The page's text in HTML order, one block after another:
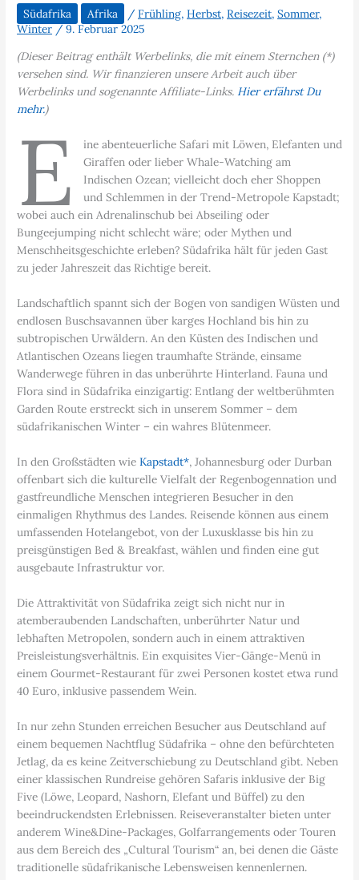
Südafrika Afrika /Frühling,Herbst,Reisezeit,Sommer,
Winter/9. Februar 2025
(Dieser Beitrag enthält Werbelinks, die mit einem Sternchen (*)
versehen sind. Wir finanzieren unsere Arbeit auch über
Werbelinks und sogenannte Affiliate-Links. Hier erfährst Du
mehr.)
E
ine abenteuerliche Safari mit Löwen, Elefanten und
Giraffen oder lieber Whale-Watching am
Indischen Ozean; vielleicht doch eher Shoppen
und Schlemmen in der Trend-Metropole Kapstadt;
wobei auch ein Adrenalinschub bei Abseiling oder
Bungeejumping nicht schlecht wäre; oder Mythen und
Menschheitsgeschichte erleben? Südafrika hält für jeden Gast
zu jeder Jahreszeit das Richtige bereit.
Landschaftlich spannt sich der Bogen von sandigen Wüsten und
endlosen Buschsavannen über karges Hochland bis hin zu
subtropischen Urwäldern. An den Küsten des Indischen und
Atlantischen Ozeans liegen traumhafte Strände, einsame
Wanderwege führen in das unberührte Hinterland. Fauna und
Flora sind in Südafrika einzigartig: Entlang der weltberühmten
Garden Route erstreckt sich in unserem Sommer – dem
südafrikanischen Winter – ein wahres Blütenmeer.
In den Großstädten wieKapstadt*, Johannesburg oder Durban
offenbart sich die kulturelle Vielfalt der Regenbogennation und
gastfreundliche Menschen integrieren Besucher in den
einmaligen Rhythmus des Landes. Reisende können aus einem
umfassenden Hotelangebot, von der Luxusklasse bis hin zu
preisgünstigen Bed & Breakfast, wählen und finden eine gut
ausgebaute Infrastruktur vor.
Die Attraktivität von Südafrika zeigt sich nicht nur in
atemberaubenden Landschaften, unberührter Natur und
lebhaften Metropolen, sondern auch in einem attraktiven
Preisleistungsverhältnis. Ein exquisites Vier-Gänge-Menü in
einem Gourmet-Restaurant für zwei Personen kostet etwa rund
40 Euro, inklusive passendem Wein.
In nur zehn Stunden erreichen Besucher aus Deutschland auf
einem bequemen Nachtflug Südafrika – ohne den befürchteten
Jetlag, da es keine Zeitverschiebung zu Deutschland gibt. Neben
einer klassischen Rundreise gehören Safaris inklusive der Big
Five (Löwe, Leopard, Nashorn, Elefant und Büffel) zu den
beeindruckendsten Erlebnissen. Reiseveranstalter bieten unter
anderem Wine&Dine-Packages, Golfarrangements oder Touren
aus dem Bereich des „Cultural Tourism“ an, bei denen die Gäste
traditionelle südafrikanische Lebensweisen kennenlernen.